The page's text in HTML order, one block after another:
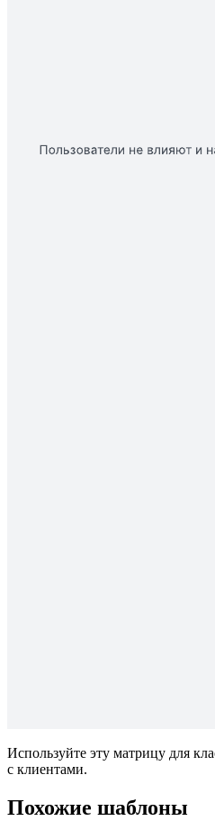
Используйте эту матрицу для
с клиентами.
Похожие шаблоны